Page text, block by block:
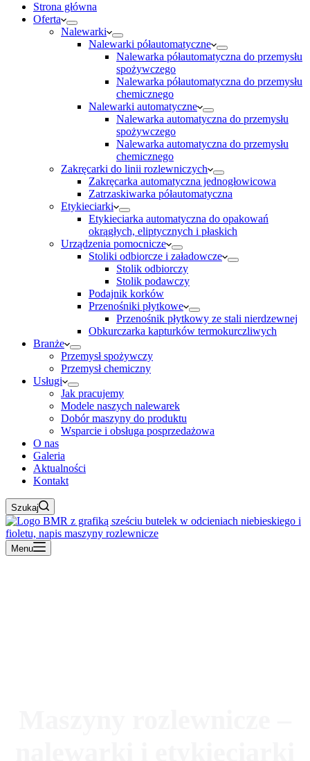
Strona główna
Oferta
Nalewarki
Nalewarki półautomatyczne
Nalewarka półautomatyczna do przemysłu
spożywczego
Nalewarka półautomatyczna do przemysłu
chemicznego
Nalewarki automatyczne
Nalewarka automatyczna do przemysłu
spożywczego
Nalewarka automatyczna do przemysłu
chemicznego
Zakręcarki do linii rozlewniczych
Zakręcarka automatyczna jednogłowicowa
Zatrzaskiwarka półautomatyczna
Etykieciarki
Etykieciarka automatyczna do opakowań
okrągłych, eliptycznych i płaskich
Urządzenia pomocnicze
Stoliki odbiorcze i załadowcze
Stolik odbiorczy
Stolik podawczy
Podajnik korków
Przenośniki płytkowe
Przenośnik płytkowy ze stali nierdzewnej
Obkurczarka kapturków termokurczliwych
Branże
Przemysł spożywczy
Przemysł chemiczny
Usługi
Jak pracujemy
Modele naszych nalewarek
Dobór maszyny do produktu
Wsparcie i obsługa posprzedażowa
O nas
Galeria
Aktualności
Kontakt
Szukaj
Menu